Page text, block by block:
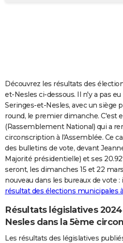
Carte de Noël
Carte Bonne année
Carte Saint-Valentin
Carte Pâques
Carte d'anniversaire
DICTIONNAIRE
Dictionnaire
Biographies
Citations
Expressions
Proverbes
PROGRAMME TV
COPAINS D'AVANT
S'inscrire
Se connecter
Lycées
Collèges
Primaires
Universités
Entreprises
Service militaire
Avis de recherche
AVIS DE DÉCÈS
FORUM
Bricolage
Lifestyle
Culture
Sport
Auto
Television
Voyage
Cinema
Découvrez les résultats des
et-Nesles ci-dessous. Il n'y a pas
Seringes-et-Nesles, avec un siège
round, le premier dimanche. C'est
(Rassemblement National) qui a
circonscription à l'Assemblée. Ce
des bulletins de vote, devant
Majorité présidentielle) et ses
seront, les dimanches 15 et 22
nouveau dans les bureaux de vote :
résultat des élections municipales
Résultats législatives
Nesles dans la 5ème
Les résultats des législatives